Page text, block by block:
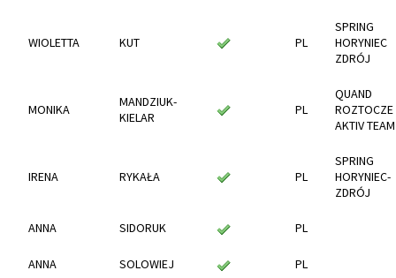
WIOLETTA KUT PL
SPRING
HORYNIEC
ZDRÓJ
MONIKA
MANDZIUK-
KIELAR
PL
QUAND
ROZTOCZE
AKTIV TEAM
IRENA RYKAŁA PL
SPRING
HORYNIEC-
ZDRÓJ
ANNA SIDORUK PL
ANNA SOLOWIEJ PL